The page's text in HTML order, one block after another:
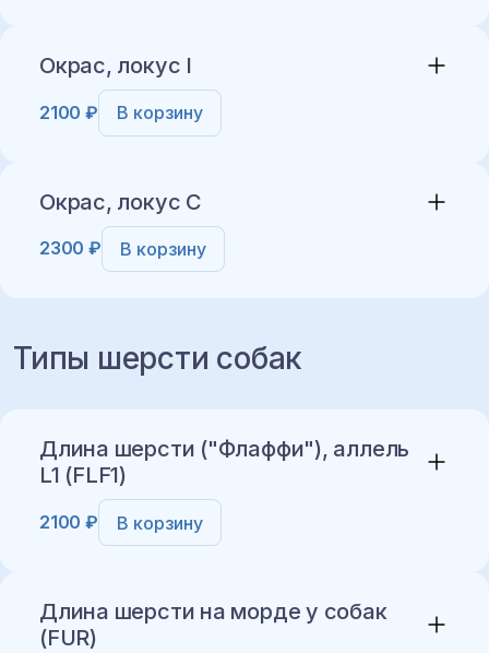
Окрас, локус I
2100 ₽ В корзину
Окрас, локус C
Добавить в корзину
2300 ₽ В корзину
Типы шерсти собак
Длина шерсти ("Флаффи"), аллель
L1 (FLF1)
2100 ₽ В корзину
Длина шерсти на морде у собак
(FUR)